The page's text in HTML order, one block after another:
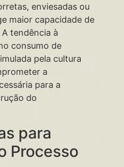
enviesadas ou
maior capacidade de
tendência à
consumo de
pela cultura
a
para a
do
para
Processo